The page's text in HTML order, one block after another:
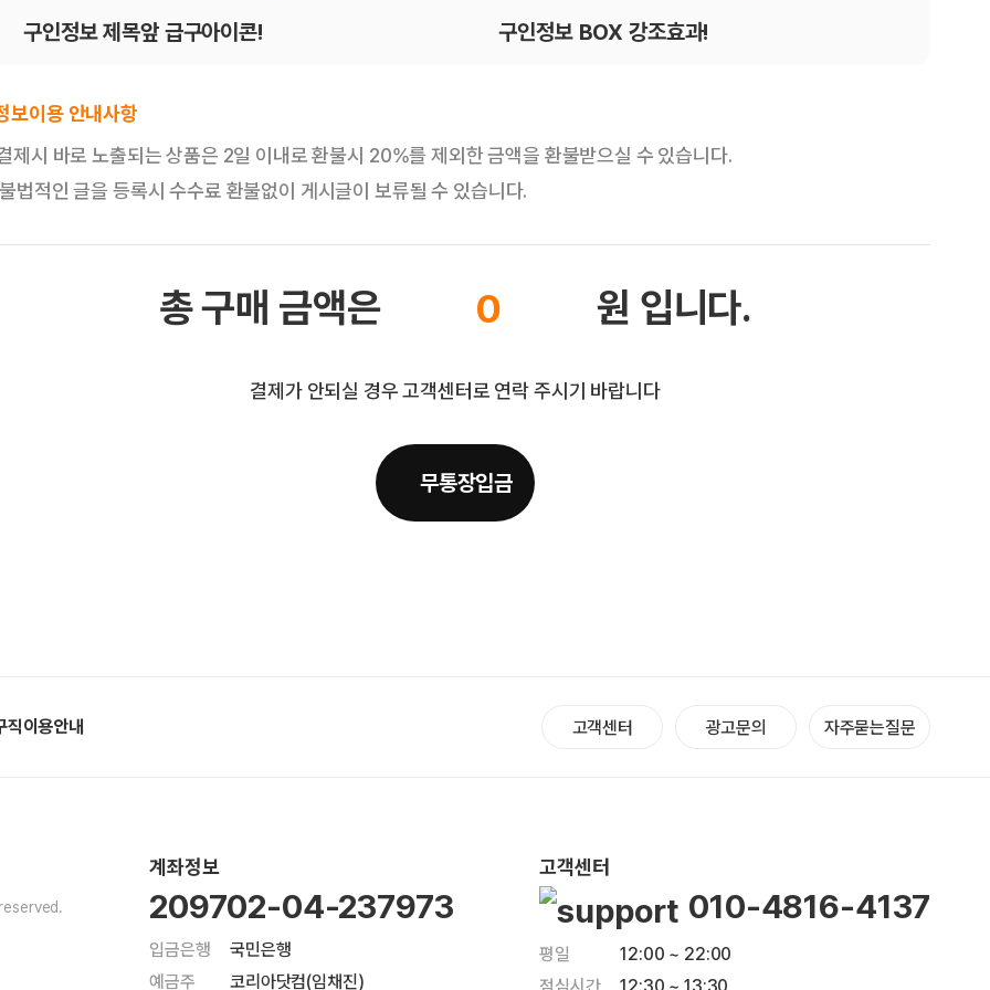
구인정보 제목앞 급구아이콘! 구인정보 BOX 강조효과!
보이용 안내사항
제시 바로 노출되는 상품은 2일 이내로 환불시 20%를 제외한 금액을 환불받으실 수 있습니다.
법적인 글을 등록시 수수료 환불없이 게시글이 보류될 수 있습니다.
총 구매 금액은 원 입니다.
결제가 안되실 경우고객센터로 연락 주시기 바랍니다
무통장입금
직이용안내 고객센터 광고문의 자주묻는질문
계좌정보
209702-04-237973
입금은행
국민은행
예금주
코리아닷컴(임채진)
고객센터
010-4816-4137
평일
12:00 ~ 22:00